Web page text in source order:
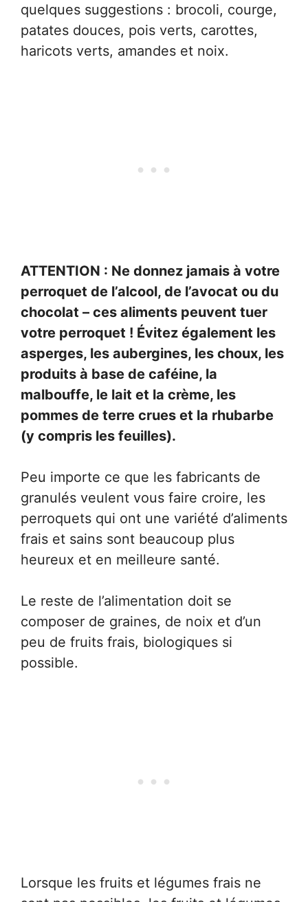
quelques suggestions : brocoli, courge,
patates douces, pois verts, carottes,
haricots verts, amandes et noix.
ATTENTION : Ne donnez jamais à votre
perroquet de l’alcool, de l’avocat ou du
chocolat – ces aliments peuvent tuer
votre perroquet ! Évitez également les
asperges, les aubergines, les choux, les
produits à base de caféine, la
malbouffe, le lait et la crème, les
pommes de terre crues et la rhubarbe
(y compris les feuilles).
Peu importe ce que les fabricants de
granulés veulent vous faire croire, les
perroquets qui ont une variété d’aliments
frais et sains sont beaucoup plus
heureux et en meilleure santé.
Le reste de l’alimentation doit se
composer de graines, de noix et d’un
peu de fruits frais, biologiques si
possible.
Lorsque les fruits et légumes frais ne